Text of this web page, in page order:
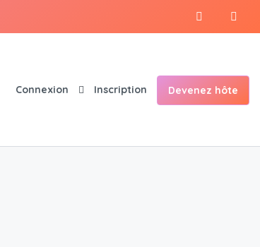
Connexion Inscription Devenez hôte